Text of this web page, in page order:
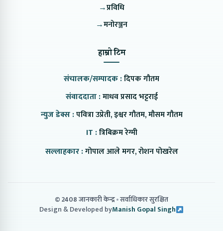
→प्रविधि
→मनोरञ्जन
हाम्रो टिम
संचालक/सम्पादक :दिपक गौतम
संवाददाता :माधव प्रसाद भट्टराई
न्युज डेक्स :पवित्रा उप्रेती, इश्वर गौतम, मौसम गौतम
IT :त्रिबिक्रम रेग्मी
सल्लाहकार :गोपाल आले मगर, रोशन पोखरेल
© 2408 जानकारी केन्द्र सर्वाधिकार सुरक्षित
Design & Developed byManish Gopal Singh